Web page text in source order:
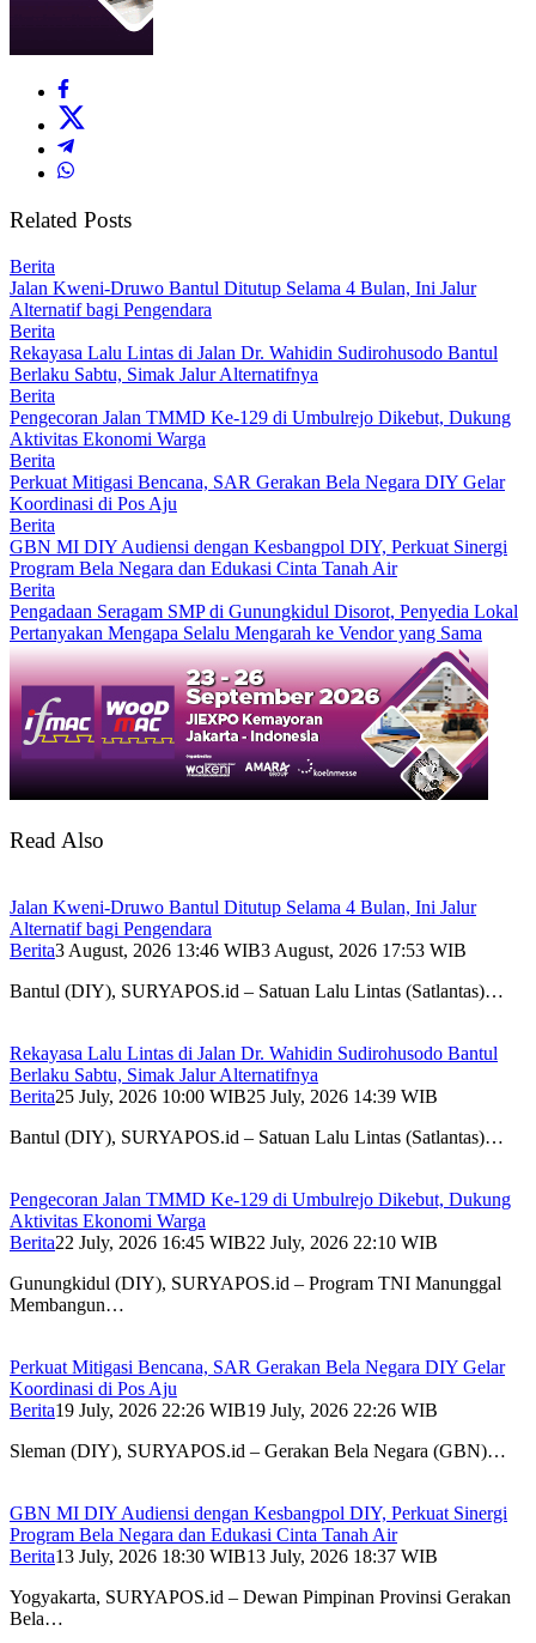
Related Posts
Berita
Jalan Kweni-Druwo Bantul Ditutup Selama 4 Bulan, Ini Jalur
Alternatif bagi Pengendara
Berita
Rekayasa Lalu Lintas di Jalan Dr. Wahidin Sudirohusodo Bantul
Berlaku Sabtu, Simak Jalur Alternatifnya
Berita
Pengecoran Jalan TMMD Ke-129 di Umbulrejo Dikebut, Dukung
Aktivitas Ekonomi Warga
Berita
Perkuat Mitigasi Bencana, SAR Gerakan Bela Negara DIY Gelar
Koordinasi di Pos Aju
Berita
GBN MI DIY Audiensi dengan Kesbangpol DIY, Perkuat Sinergi
Program Bela Negara dan Edukasi Cinta Tanah Air
Berita
Pengadaan Seragam SMP di Gunungkidul Disorot, Penyedia Lokal
Pertanyakan Mengapa Selalu Mengarah ke Vendor yang Sama
Read Also
Jalan Kweni-Druwo Bantul Ditutup Selama 4 Bulan, Ini Jalur
Alternatif bagi Pengendara
Berita3 August, 2026 13:46 WIB3 August, 2026 17:53 WIB
Bantul (DIY), SURYAPOS.id – Satuan Lalu Lintas (Satlantas)…
Rekayasa Lalu Lintas di Jalan Dr. Wahidin Sudirohusodo Bantul
Berlaku Sabtu, Simak Jalur Alternatifnya
Berita25 July, 2026 10:00 WIB25 July, 2026 14:39 WIB
Bantul (DIY), SURYAPOS.id – Satuan Lalu Lintas (Satlantas)…
Pengecoran Jalan TMMD Ke-129 di Umbulrejo Dikebut, Dukung
Aktivitas Ekonomi Warga
Berita22 July, 2026 16:45 WIB22 July, 2026 22:10 WIB
Gunungkidul (DIY), SURYAPOS.id – Program TNI Manunggal
Membangun…
Perkuat Mitigasi Bencana, SAR Gerakan Bela Negara DIY Gelar
Koordinasi di Pos Aju
Berita19 July, 2026 22:26 WIB19 July, 2026 22:26 WIB
Sleman (DIY), SURYAPOS.id – Gerakan Bela Negara (GBN)…
GBN MI DIY Audiensi dengan Kesbangpol DIY, Perkuat Sinergi
Program Bela Negara dan Edukasi Cinta Tanah Air
Berita13 July, 2026 18:30 WIB13 July, 2026 18:37 WIB
Yogyakarta, SURYAPOS.id – Dewan Pimpinan Provinsi Gerakan
Bela…